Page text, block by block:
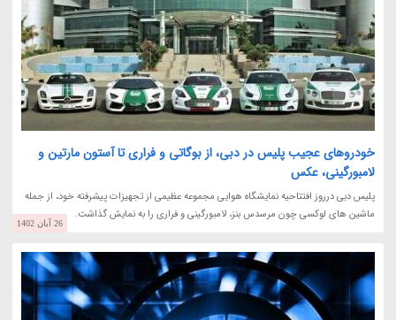
خودروهای عجیب پلیس در دبی، از بوگاتی و فراری تا آستون مارتین و
لامبورگینی، عکس
پلیس دبی درروز افتتاحیه نمایشگاه هوایی مجموعه عظیمی از تجهیزات پیشرفته خود، از جمله
ماشین های لوکسی چون مرسدس بنز، لامبورگینی و فراری را به نمایش گذاشت.
26 آبان 1402